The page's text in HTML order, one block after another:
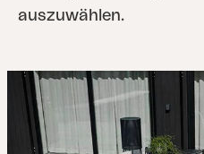
auszuwählen.